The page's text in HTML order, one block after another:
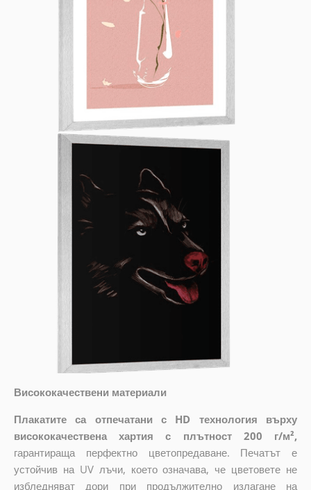
Висококачествени материали
Плакатите са отпечатани с HD технология върху
висококачествена хартия с плътност 200 г/м²,
гарантираща перфектно цветопредаване. Печатът е
устойчив на UV лъчи, което означава, че цветовете не
избледняват дори при продължително излагане на